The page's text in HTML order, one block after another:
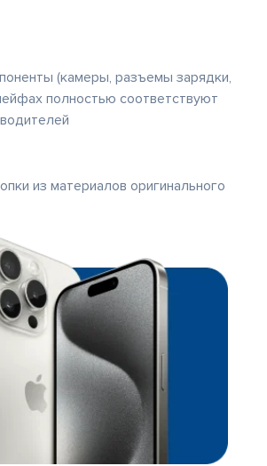
(камеры, разъемы зарядки,
полностью соответствуют
из материалов оригинального